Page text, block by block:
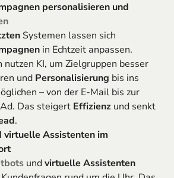
personalisieren und
Systemen lassen sich
in Echtzeit anpassen.
nutzen KI, um Zielgruppen besser
und Personalisierung bis ins
– von der E-Mail bis zur
Das steigert Effizienzund senkt
.
virtuelle Assistenten im
undvirtuelle Assistenten